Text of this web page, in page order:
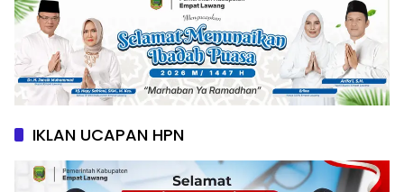
IKLAN UCAPAN HPN